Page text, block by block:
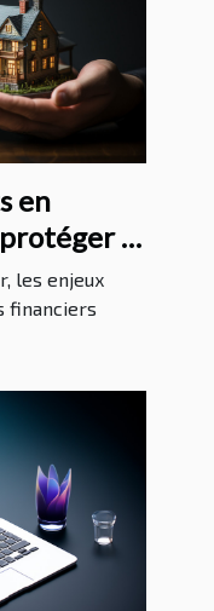
en
la
clients
les enjeux
financiers